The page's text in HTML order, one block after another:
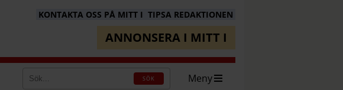
KONTAKTA OSS PÅ MITT I TIPSA REDAKTIONEN
ANNONSERA I MITT I
SÖK Meny